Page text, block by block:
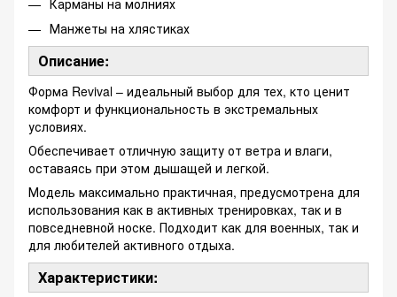
Манжеты на хлястиках
Описание:
Форма Revival – идеальный выбор для тех, кто ценит
комфорт и функциональность в экстремальных
условиях.
Обеспечивает отличную защиту от ветра и влаги,
оставаясь при этом дышащей и легкой.
Модель максимально практичная, предусмотрена для
использования как в активных тренировках, так и в
повседневной носке. Подходит как для военных, так и
для любителей активного отдыха.
Характеристики: